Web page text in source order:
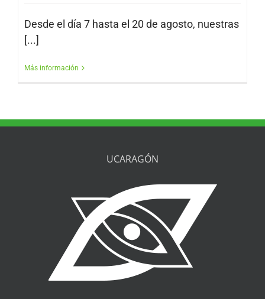
Desde el día 7 hasta el 20 de agosto, nuestras
[...]
Más información
UCARAGÓN